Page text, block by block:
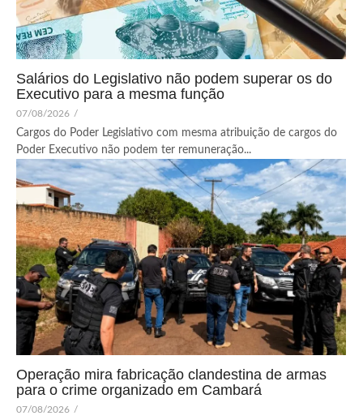
Salários do Legislativo não podem superar os do
Executivo para a mesma função
07/08/2026 /
Cargos do Poder Legislativo com mesma atribuição de cargos do
Poder Executivo não podem ter remuneração...
Operação mira fabricação clandestina de armas
para o crime organizado em Cambará
07/08/2026 /